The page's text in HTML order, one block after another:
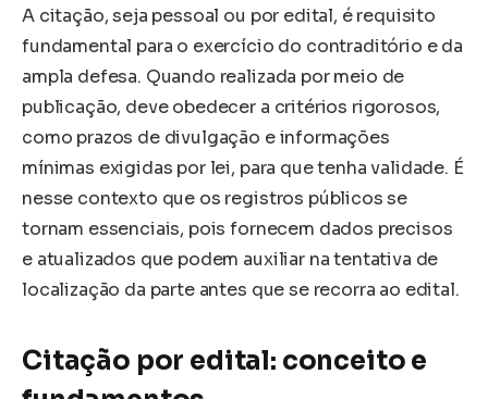
A citação, seja pessoal ou por edital, é requisito
fundamental para o exercício do contraditório e da
ampla defesa. Quando realizada por meio de
publicação, deve obedecer a critérios rigorosos,
como prazos de divulgação e informações
mínimas exigidas por lei, para que tenha validade. É
nesse contexto que os registros públicos se
tornam essenciais, pois fornecem dados precisos
e atualizados que podem auxiliar na tentativa de
localização da parte antes que se recorra ao edital.
Citação por edital: conceito e